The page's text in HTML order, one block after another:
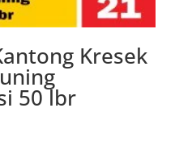
Kresek
50 lbr